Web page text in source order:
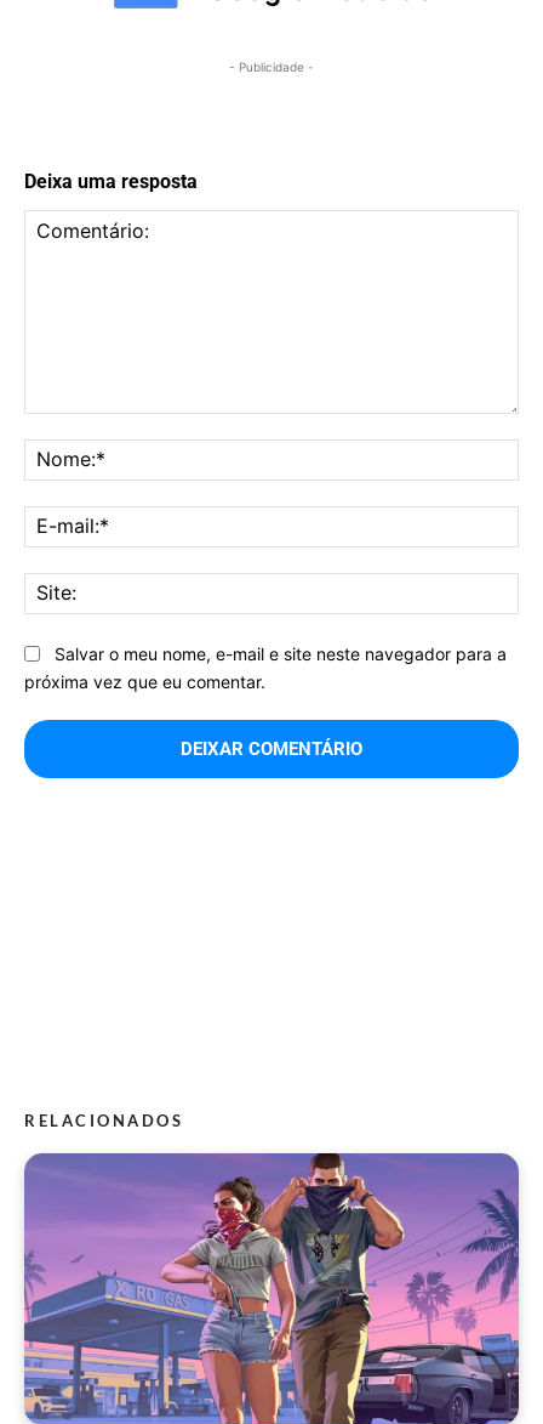
- Publicidade -
Deixa uma resposta
Salvar o meu nome, e-mail e site neste navegador para a
próxima vez que eu comentar.
RELACIONADOS